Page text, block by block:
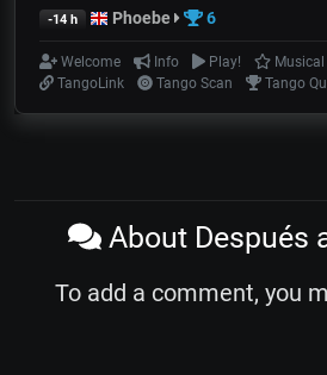
-14 h Phoebe 6
Welcome Info Play!
Musical
TangoLink
Tango Scan Tango
About Después
To add a comment, you